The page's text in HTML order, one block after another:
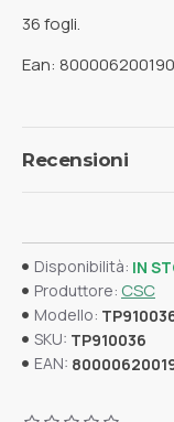
36 fogli.
Ean:
Recensioni
Disponibilità: IN
Produttore: CSC
Modello:
SKU: TP910036
EAN: